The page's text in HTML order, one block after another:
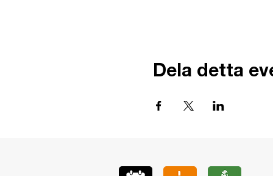
Dela detta